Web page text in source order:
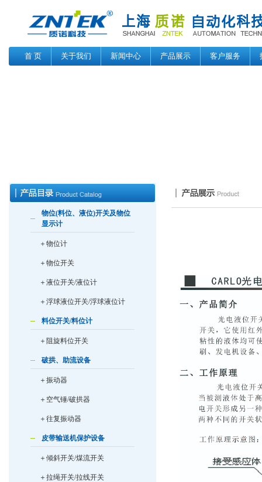
首 页 关于我们 新闻中心 产品展示 客户服务
物位(料位、液位)开关及物位
显示计
＋物位计
＋物位开关
＋液位开关/液位计
＋浮球液位开关/浮球液位计
料位开关/料位计
＋阻旋料位开关
破拱、助流设备
＋振动器
＋空气锤/破拱器
＋往复振动器
皮带输送机保护设备
＋倾斜开关/煤流开关
＋拉绳开关/拉线开关